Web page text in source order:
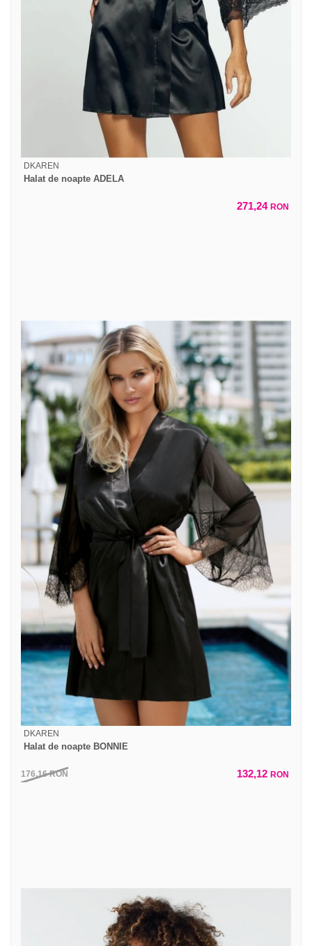
DKAREN
Halat de noapte ADELA
271,24 RON
DKAREN
Halat de noapte BONNIE
176,16RON 132,12 RON